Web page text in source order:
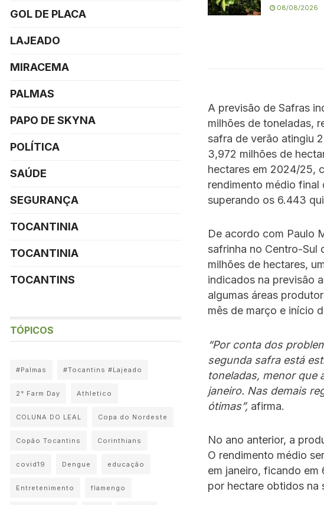
08/08/2026
A previsão de Safras
milhões de toneladas,
safra de verão atingiu
3,972 milhões de
hectares em 2024/25,
rendimento médio
superando os 6.443
De acordo com Paulo
safrinha no Centro-Sul
milhões de hectares,
indicados na previsão
algumas áreas
mês de março e início
“Por conta dos
segunda safra está
toneladas, menor que
janeiro. Nas demais
ótimas”, afirma.
No ano anterior, a
O rendimento médio
em janeiro, ficando
por hectare obtidos na
GOL DE PLACA
LAJEADO
MIRACEMA
PALMAS
PAPO DE SKYNA
POLÍTICA
SAÚDE
SEGURANÇA
TOCANTINIA
TOCANTINIA
TOCANTINS
TÓPICOS
#Palmas #Tocantins #Lajeado
2° Farm Day Athletico
COLUNA DO LEAL Copa do Nordeste
Copão Tocantins Corinthians
covid19 Dengue educação
Entretenimento flamengo